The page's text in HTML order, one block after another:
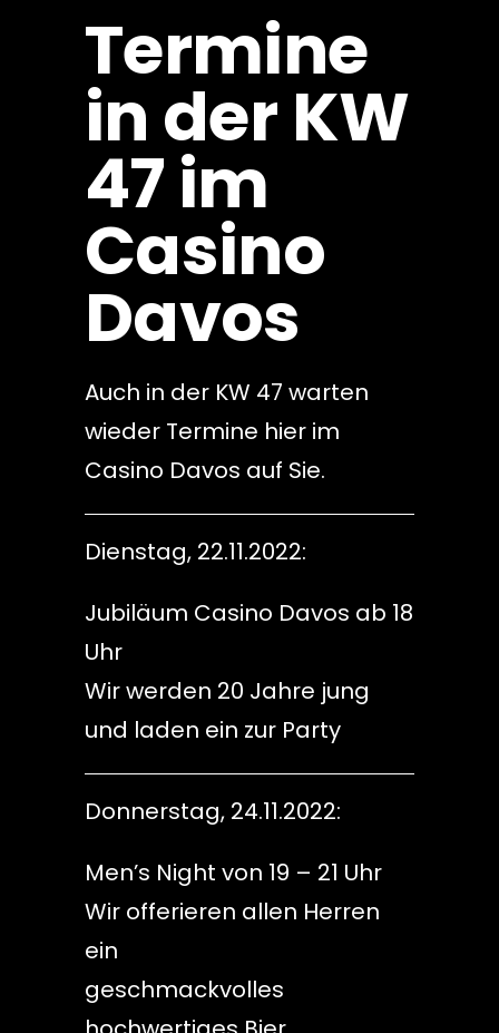
Termine
in der KW
47 im
Casino
Davos
Auch in der KW 47 warten
wieder Termine hier im
Casino Davos auf Sie.
Dienstag, 22.11.2022:
Jubiläum Casino Davos ab 18
Uhr
Wir werden 20 Jahre jung
und laden ein zur Party
Donnerstag, 24.11.2022:
Men’s Night von 19 – 21 Uhr
Wir offerieren allen Herren
ein
geschmackvolles